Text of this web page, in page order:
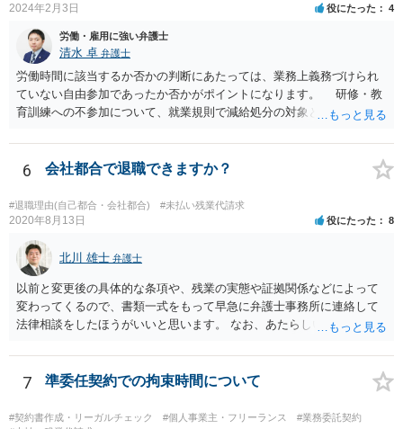
2024年2月3日 役にたった 4
労働・雇用に強い弁護士
清水 卓 弁護士
労働時間に該当するか否かの判断にあたっては、業務上義務づけられ
ていない自由参加であったか否かがポイントになります。 研修・教
育訓練への不参加について、就業規則で減給処分の対象とされていた
上参加を強制されている場合には、研修・教育訓練であっても 労働時
間に該当するものと考えられています。 実務でも勉強会で習ったソ
フトウェアを使用している、勉強会で出さた課題の提出を会社から求
められていること等からすると、参加しないと業務に支障が出る可能
性があり、事実上参加せざるを得なかったとも言えそうです。 開催
日時•場所、開催された勉強会の内容、出された課題、提出した課題の
回答等を証拠として押さえておくことが考えられます。 職場を管轄
している労働基準監督署に相談してみる、労働局のあっせんを利用し
てみる方法もあろうかと思います。厚労省サイトの参考情報もご紹介
しておきます。 【参考】厚労省サイト 労働時間の考え方:「研修・教
育訓練」等の取扱い https://www.mhlw.go.jp/content/000556972.pdf
6 会社都合で退職できますか？
#退職理由(自己都合・会社都合) #未払い残業代請求
2020年8月13日 役にたった 8
北川 雄士 弁護士
以前と変更後の具体的な条項や、残業の実態や証拠関係などによって
変わってくるので、書類一式をもって早急に弁護士事務所に連絡して
法律相談をしたほうがいいと思います。 なお、あたらしい雇用契約書
の回答でも述べた通り、時間が経つほどにこちらの不利益になる可能
性があるので、あたらしい書面にサインせず、すぐに弁護士に相談す
7 準委任契約での拘束時間について
#契約書作成・リーガルチェック #個人事業主・フリーランス
#業務委託契約